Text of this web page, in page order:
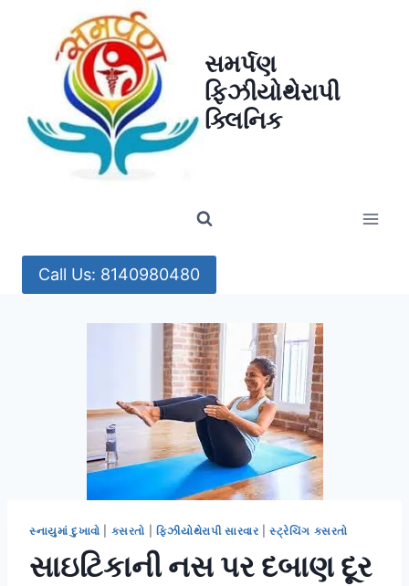
સમર્પણ
ફિઝીયોથેરાપી
ક્લિનિક
Call Us: 8140980480
સ્નાયુમાં દુખાવો કસરતો ફિઝીયોથેરાપી સારવાર |સ્ટ્રેચિંગ કસરતો
સાઇટિકાની નસ પર દબાણ દૂર